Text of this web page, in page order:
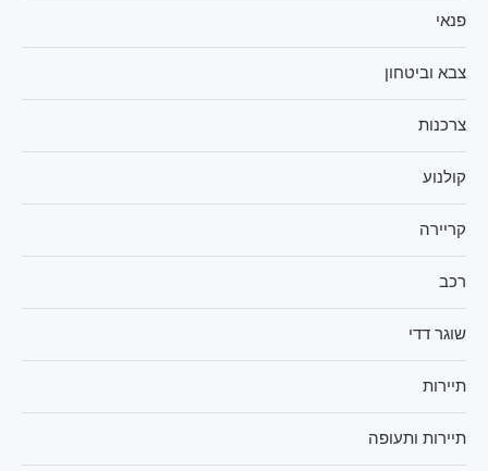
פנאי
צבא וביטחון
צרכנות
קולנוע
קריירה
רכב
שוגר דדי
תיירות
תיירות ותעופה